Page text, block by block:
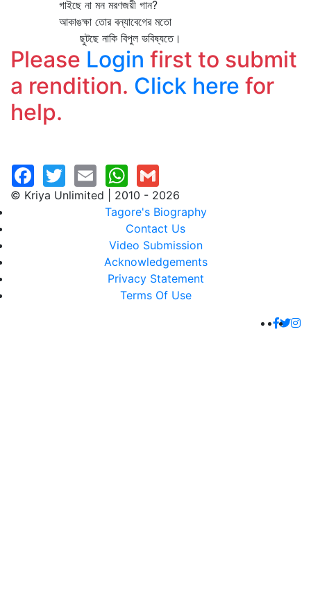
গাইছে না মন মরণজয়ী গান?
আকাঙক্ষা তোর বন্যাবেগের মতো
ছুটছে নাকি বিপুল ভবিষ্যতে।
Please Login first to submit
a rendition. Click here for
help.
© Kriya Unlimited | 2010 - 2026
Tagore's Biography
Contact Us
Video Submission
Acknowledgements
Privacy Statement
Terms Of Use